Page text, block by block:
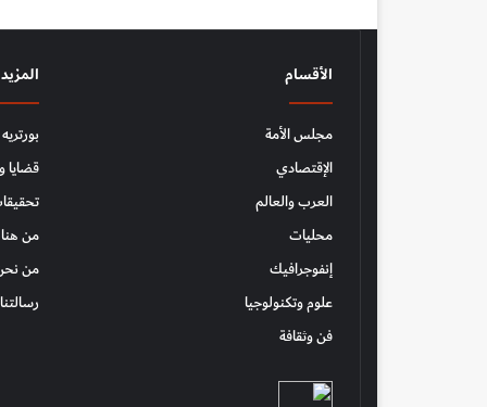
الأقسام
مجلس الأمة
الإقتصادي
العرب والعالم
محليات
إنفوجرافيك
علوم وتكنولوجيا
فن وثقافة
المزيد
بورتريه
قضايا
من
من
رسالتنا